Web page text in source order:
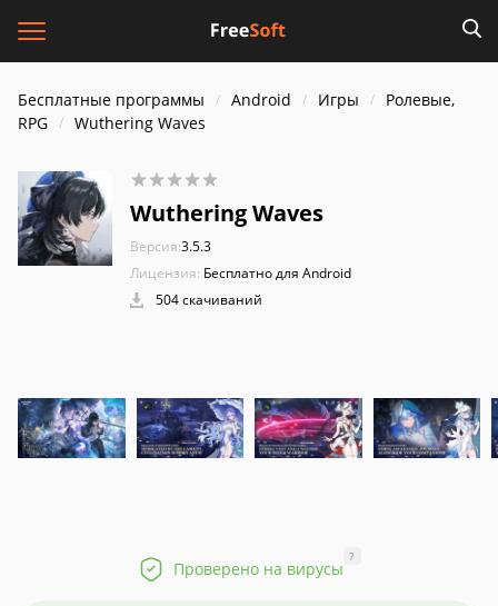
Бесплатные программы Android Игры
Ролевые,
RPG
Wuthering Waves
Wuthering Waves
Версия:3.5.3
Лицензия: Бесплатно для Android
504 скачиваний
Проверено на вирусы
?